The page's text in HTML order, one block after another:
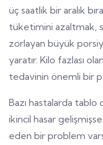
üç saatlik bir aralık
tüketimini azaltmak,
zorlayan büyük
yaratır. Kilo fazlası
tedavinin önemli bir
Bazı hastalarda tablo
ikincil hasar
eden bir problem